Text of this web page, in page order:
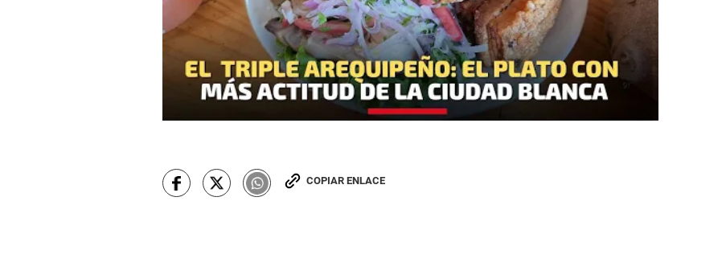
COPIAR ENLACE